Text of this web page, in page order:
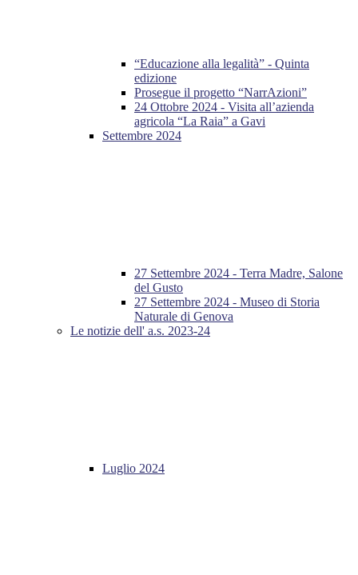
“Educazione alla legalità” - Quinta
edizione
Prosegue il progetto “NarrAzioni”
24 Ottobre 2024 - Visita all’azienda
agricola “La Raia” a Gavi
Settembre 2024
27 Settembre 2024 - Terra Madre, Salone
del Gusto
27 Settembre 2024 - Museo di Storia
Naturale di Genova
Le notizie dell' a.s. 2023-24
Luglio 2024